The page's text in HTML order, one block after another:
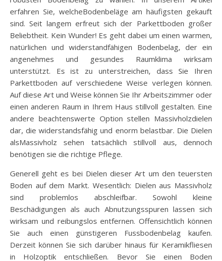
erfahren Sie, welcheBodenbeläge am häufigsten gekauft
sind. Seit langem erfreut sich der Parkettboden großer
Beliebtheit. Kein Wunder! Es geht dabei um einen warmen,
natürlichen und widerstandfähigen Bodenbelag, der ein
angenehmes und gesundes Raumklima wirksam
unterstützt. Es ist zu unterstreichen, dass Sie Ihren
Parkettboden auf verschiedene Weise verlegen können.
Auf diese Art und Weise können Sie Ihr Arbeitszimmer oder
einen anderen Raum in Ihrem Haus stillvoll gestalten. Eine
andere beachtenswerte Option stellen Massivholzdielen
dar, die widerstandsfähig und enorm belastbar. Die Dielen
alsMassivholz sehen tatsächlich stillvoll aus, dennoch
benötigen sie die richtige Pflege.
Generell geht es bei Dielen dieser Art um den teuersten
Boden auf dem Markt. Wesentlich: Dielen aus Massivholz
sind problemlos abschleifbar. Sowohl kleine
Beschädigungen als auch Abnutzungsspuren lassen sich
wirksam und reibungslos entfernen. Offensichtlich können
Sie auch einen günstigeren Fussbodenbelag kaufen.
Derzeit können Sie sich darüber hinaus für Keramikfliesen
in Holzoptik entschließen. Bevor Sie einen Boden